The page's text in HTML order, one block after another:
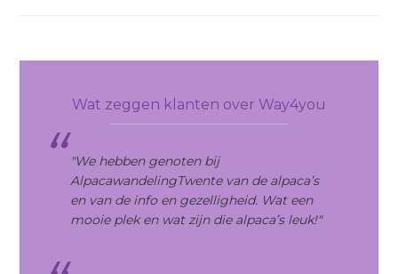
Interactions
SidebarWat zeggen klanten over Way4you
"We hebben genoten bij
AlpacawandelingTwente van de alpaca’s
en van de info en gezelligheid. Wat een
mooie plek en wat zijn die alpaca’s leuk!"